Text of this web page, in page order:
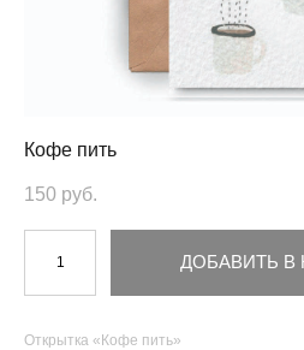
Кофе пить
150 pуб.
ДОБАВИТЬ В
Открытка «Кофе пить»